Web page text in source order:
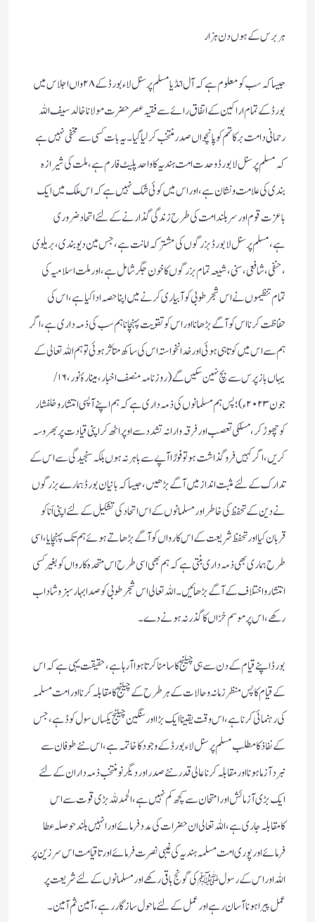
ہربرس کے ہوں دن ہزار
جیسا كہ سب كو معلوم ہے كہ آل انڈیا مسلم پرسنل لا ءبورڈ كے ۲۸ واں اجلاس میں
بورڈ كےتمام اراكین كے اتفاق رائےسے فقیہ عصر حضرت مولانا خالد سیف اللہ
رحمانی دامت بركاتہم كو پانچواں صدر منتخب كر لیا گیا۔ یہ بات كسی سے مخفی نہیں ہے
كہ مسلم پرسنل لا بورڈ وحدت امت ہندیہ كا واحد پلیٹ فارم ہے ، ملت كی شیرازہ
بندی كی علامت ونشان ہے ، اور اس میں كوئی شك نہیں ہے كہ اس ملك میں ایك
باعزت قوم اور سربلند امت كی طرح زندگی گذارنے كے لئے اتحاد ضروری
ہے،مسلم پرسنل لا بورڈ بزرگوں كی مشتركہ امانت ہے، جس مین دیوبندی ، بریلوی
، حنفی ، شافعی، سنی ، شیعہ تمام بزرگوں كا خون جگر شامل ہے ، اور ملت اسلامیہ كی
تمام تنظیموں نے اس شجر طوبی كو آبیار ی كرنے میں اپنا حصہ ادا كیا ہے، اس كی
حفاظت كرنا اس كو آگے بڑھانا اور اس كو تقویت پہنچانا ہم سب كی ذمہ داری ہے ، اگر
ہم سے اس میں كوتاہی ہوئی اور خدانخواستہ اس كی ساكھ متأثر ہوئی تو ہم اللہ تعالی كے
یہاں باز پرس سے بچ نہین سكیں گے(روزنامہ منصف اخبار، مینارۂ نور، ۱۶ /
جون ۲۰۲۳ء)؛ پس ہم مسلمانوں كی ذمہ داری ہےكہ ہم اپنے آپسی انتشار وخلفشار
كو چھوڑ كر، مسلكی تعصب اور فرقہ وارانہ تشدد سے اوپر اٹھ كر اپنی قیادت پر بھروسہ
كریں، اگر كہیں فروگذاشت ہو تو فورًا آپے سے باہر نہ ہوں بلكہ سنجیدگی سے اس كے
تدارك كے لئے مثبت انداز میں آگے بڑھیں، جیسا كہ بانیان بورڈ ہمارے بزرگوں
نےدین كے تحفظ كی خاطراور مسلمانوں كے اس اتحاد كی تشكیل كے لئے اپنی اَنا كو
قربان كیا اور تحفظ شریعت كے اس كارواں كو آگے بڑھاتے ہوئے ہم تك پہنچایا ، اسی
طرح ہماری بھی ذمہ داری بنتی ہے كہ ہم بھی اسی طرح اس متحدہ كارواں كو بغیر كسی
انتشار واختلاف كےآگے بڑھائیں ۔ اللہ تعالی اس شجر طوبی كو صدا بہار سبز وشاداب
ركھے، اس پر موسم خزاں كا گذر نہ ہونے دے۔
بورڈ اپنے قیام كے دن سے ہی چیلنج كا سامنا كرتا ہوا آرہا ہے ، حقیقت یہی ہے كہ اس
كے قیام كا پس منظر زمانہ وحالات كے ہرطرح كے چیلنج كا مقابلہ كرنا اور امت مسلمہ
كی رہنمائی كرنا ہے ، اس وقت یقینا ایك بڑا اور سنگین چیلنج یكساں سول كوڈ ہے، جس
كے نفاذ كا مطلب مسلم پرسنل لاء بورڈ كے وجود كا خاتمہ ہے ، اس نئے طوفان سے
نبردآزما ہونا اور مقابلہ كرنا عالی قدر نئے صدر اور دیگر نو منتخب ذمہ داران كے لئے
ایك بڑی آزمائش اور امتحان سے كچھ كم نہیں ہے ، الحمد للہ بڑی قوت سے اس
كامقابلہ جاری ہے ، اللہ تعالی ان حضرات كی مدد فرمائے اور انہیں بلند حوصلہ عطا
فرمائے اور پوری امت مسلمہ ہندیہ كی غیبی نصرت فرمائے اورتاقیامت اس سرزین پر
اللہ اور اس كے رسولﷺ كی گونج باقی ركھے اور مسلمانوں كے لئے شریعت پر
عمل پیرا ہونا آسان رہے اورعمل كے لئے ماحول سازگار رہے ، آمین ثم آمین۔